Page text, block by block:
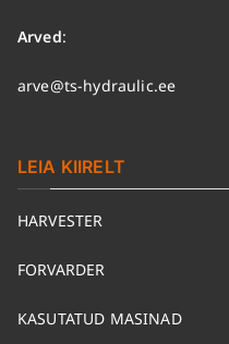
Arved:
arve@ts-hydraulic.ee
LEIA KIIRELT
HARVESTER
FORVARDER
KASUTATUD MASINAD